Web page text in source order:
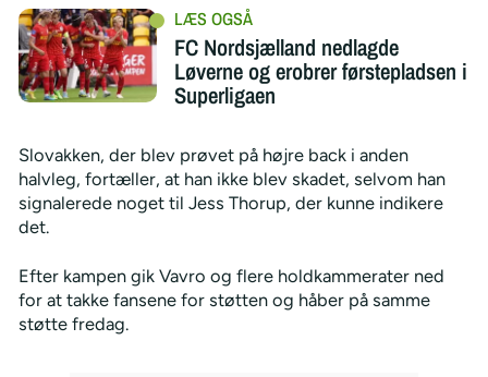
FC Nordsjælland nedlagde
Løverne og erobrer førstepladsen i
Superligaen
Slovakken, der blev prøvet på højre back i anden
halvleg, fortæller, at han ikke blev skadet, selvom han
signalerede noget til Jess Thorup, der kunne indikere
det.
Efter kampen gik Vavro og flere holdkammerater ned
for at takke fansene for støtten og håber på samme
støtte fredag.